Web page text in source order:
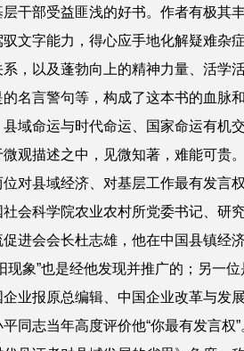
干部受益匪浅的好书。作者有极其
文字能力，得心应手地化解疑难杂
，以及蓬勃向上的精神力量、活学
名言警句等，构成了这本书的血脉
域命运与时代命运、国家命运有机
观描述之中，见微知著，难能可贵
对县域经济、对基层工作最有发言
会科学院农业农村所党委书记、研
进会会长杜志雄，他在中国县镇经
现象”也是经他发现并推广的；另一位
业报原总编辑、中国企业改革与发
同志当年高度评价他“你最有发言权”